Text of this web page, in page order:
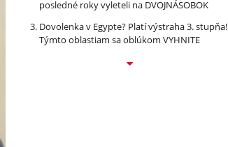
posledné roky vyleteli na DVOJNÁSOBOK
Dovolenka v Egypte? Platí výstraha 3. stupňa!
Týmto oblastiam sa oblúkom VYHNITE